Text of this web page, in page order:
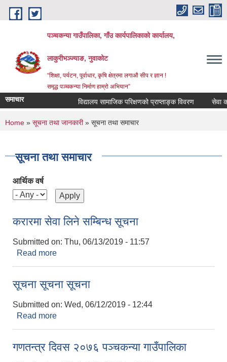
Skip to main content
पञ्‍चकन्या गाउँपालिका, गाँउ कार्यपालिकाको कार्यालय,
लाकुरीभञ्‍ज्याङ, नुवाकोट
“शिक्षा, पर्यटन, पूर्वाधार, कृषि क्षेत्रमा लगाऔ सीप र ज्ञान !
समृद्ध पञ्‍चकन्या निर्माण हाम्रो अभियान”
समाचार विद्यालय सामाजिक परिक्षणको प्राप्ताङ्क विवरण सेवा
You are here
Home » सूचना तथा जानकारी» सूचना तथा समाचार
सूचना तथा समाचार
आर्थिक वर्ष
करारमा सेवा लिने सम्बिन्ध सूचना
Submitted on: Thu, 06/13/2019 - 11:57
Read more
सूचना सूचना सूचना
Submitted on: Wed, 06/12/2019 - 12:44
Read more
गणतन्त्र दिवस २०७६ पञ्चकन्या गाउँपालिका